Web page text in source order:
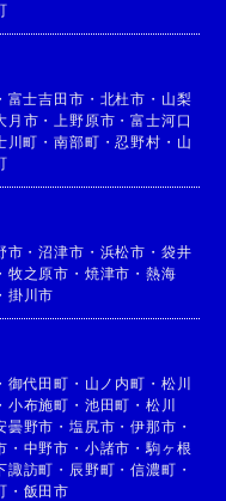
・ 富士吉田市 ・ 北杜市 ・ 山梨
月市 ・ 上野原市 ・富士河口
川町 ・南部町 ・忍野村 ・ 山
市 ・沼津市 ・ 浜松市 ・ 袋井
・ 牧之原市 ・ 焼津市 ・ 熱海
・ 掛川市
・ 御代田町 ・ 山ノ内町 ・ 松川
・ 小布施町 ・ 池田町 ・ 松川
曇野市 ・ 塩尻市 ・伊那市 ・
・ 中野市 ・ 小諸市 ・ 駒ヶ根
諏訪町 ・ 辰野町 ・信濃町 ・
・ 飯田市